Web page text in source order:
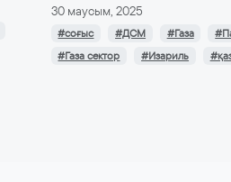
30 маусым, 2025
#соғыс #ДСМ #Газа
#Газа сектор
#Изариль